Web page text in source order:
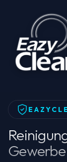
Startseite
Gewerbe